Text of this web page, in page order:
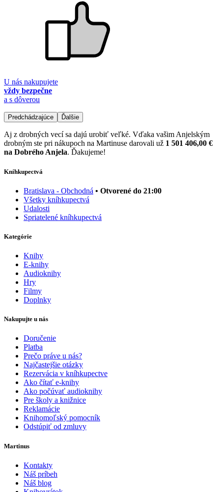
U nás nakupujete
vždy bezpečne
a s dôverou
Predchádzajúce Ďalšie
Aj z drobných vecí sa dajú urobiť veľké. Vďaka vašim Anjelským
drobným ste pri nákupoch na Martinuse darovali už 1 501 406,00 €
na Dobrého Anjela. Ďakujeme!
Kníhkupectvá
Bratislava - Obchodná • Otvorené do 21:00
Všetky kníhkupectvá
Udalosti
Spriatelené kníhkupectvá
Kategórie
Knihy
E-knihy
Audioknihy
Hry
Filmy
Doplnky
Nakupujte u nás
Doručenie
Platba
Prečo práve u nás?
Najčastejšie otázky
Rezervácia v kníhkupectve
Ako čítať e-knihy
Ako počúvať audioknihy
Pre školy a knižnice
Reklamácie
Knihomoľský pomocník
Odstúpiť od zmluvy
Martinus
Kontakty
Náš príbeh
Náš blog